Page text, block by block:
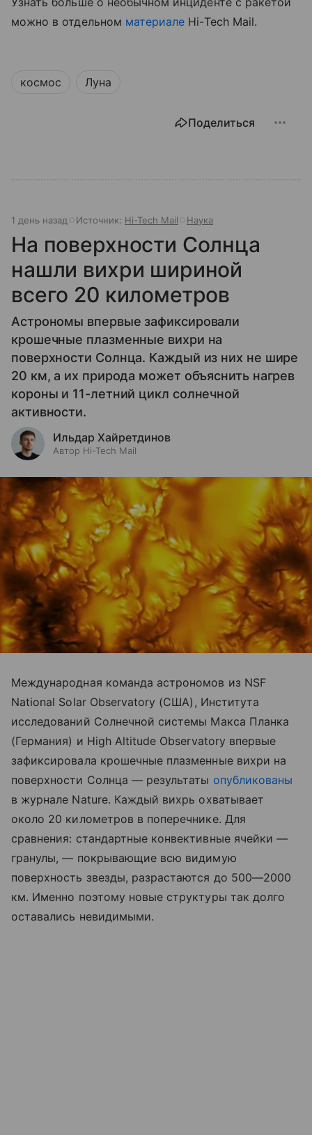
можно в отдельном материале Hi-Tech Mail.
космос Луна
Поделиться
1 день назад Источник: Hi-Tech Mail Наука
На поверхности Солнца
нашли вихри шириной
всего 20 километров
Астрономы впервые зафиксировали
крошечные плазменные вихри на
поверхности Солнца. Каждый из них не шире
20 км, а их природа может объяснить нагрев
короны и 11-летний цикл солнечной
активности.
Ильдар Хайретдинов
Автор Hi-Tech Mail
Международная команда астрономов из NSF
National Solar Observatory (США), Института
исследований Солнечной системы Макса Планка
(Германия) и High Altitude Observatory впервые
зафиксировала крошечные плазменные вихри на
поверхности Солнца — результаты опубликованы
в журнале Nature. Каждый вихрь охватывает
около 20 километров в поперечнике. Для
сравнения: стандартные конвективные ячейки —
гранулы, — покрывающие всю видимую
поверхность звезды, разрастаются до 500—2000
км. Именно поэтому новые структуры так долго
оставались невидимыми.